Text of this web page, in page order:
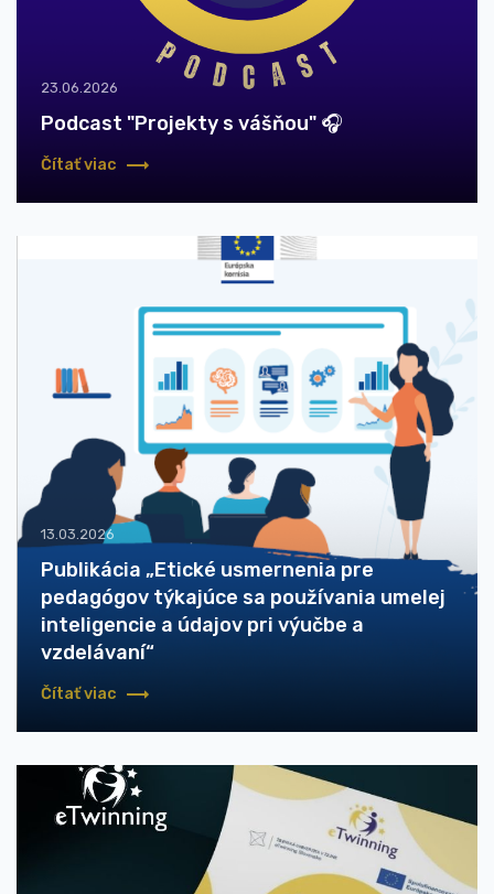
23.06.2026
Podcast "Projekty s vášňou" 🎧
Čítať viac
13.03.2026
Publikácia „Etické usmernenia pre
pedagógov týkajúce sa používania umelej
inteligencie a údajov pri výučbe a
vzdelávaní“
Čítať viac